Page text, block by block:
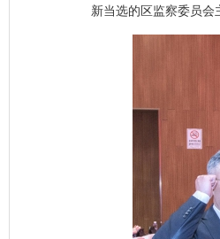
新当选的区监察委员